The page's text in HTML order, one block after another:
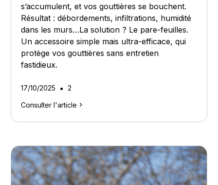
s’accumulent, et vos gouttières se bouchent.
Résultat : débordements, infiltrations, humidité
dans les murs…La solution ? Le pare-feuilles.
Un accessoire simple mais ultra-efficace, qui
protège vos gouttières sans entretien
fastidieux.
17/10/2025 • 2
Consulter l'article